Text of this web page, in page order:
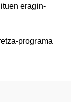
eragin-
programa